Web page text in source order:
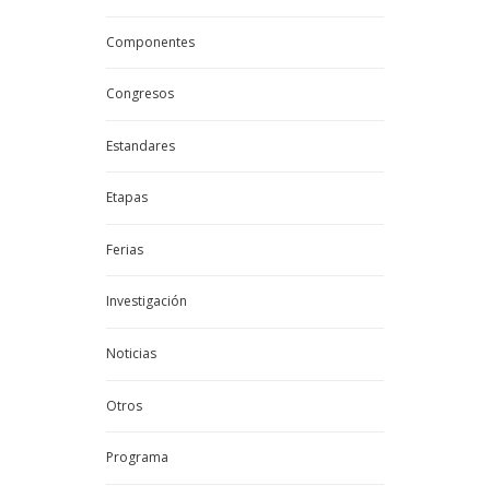
Componentes
Congresos
Estandares
Etapas
Ferias
Investigación
Noticias
Otros
Programa